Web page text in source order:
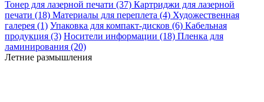
Тонер для лазерной печати (37) Картриджи для лазерной
печати (18) Материалы для переплета (4) Художественная
галерея (1) Упаковка для компакт-дисков (6) Кабельная
продукция (3) Носители информации (18) Пленка для
ламинирования (20)
Летние размышления